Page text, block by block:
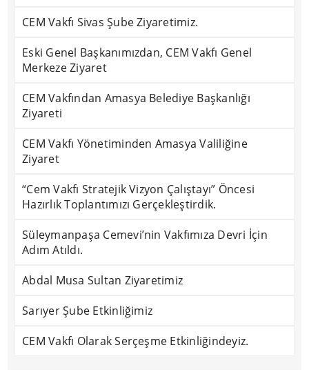
CEM Vakfı Sivas Şube Ziyaretimiz.
Eski Genel Başkanımızdan, CEM Vakfı Genel
Merkeze Ziyaret
CEM Vakfından Amasya Belediye Başkanlığı
Ziyareti
CEM Vakfı Yönetiminden Amasya Valiliğine
Ziyaret
“Cem Vakfı Stratejik Vizyon Çalıştayı” Öncesi
Hazırlık Toplantımızı Gerçekleştirdik.
Süleymanpaşa Cemevi’nin Vakfımıza Devri İçin
Adım Atıldı.
Abdal Musa Sultan Ziyaretimiz
Sarıyer Şube Etkinliğimiz
CEM Vakfı Olarak Serçeşme Etkinliğindeyiz.